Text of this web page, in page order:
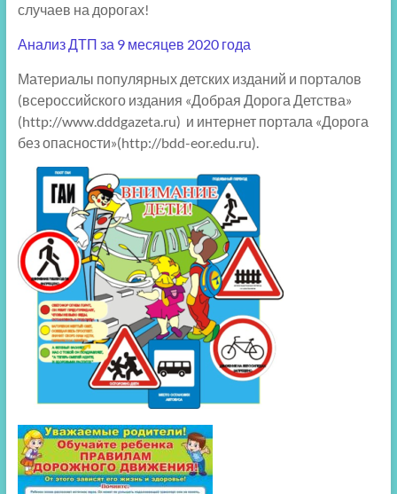
случаев на дорогах!
Анализ ДТП за 9 месяцев 2020 года
Материалы популярных детских изданий и порталов
(всероссийского издания «Добрая Дорога Детства»
(http://www.dddgazeta.ru) и интернет портала «Дорога
без опасности»(http://bdd-eor.edu.ru).